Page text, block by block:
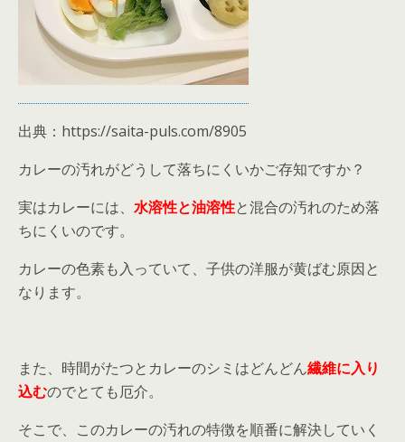
出典：https://saita-puls.com/8905
カレーの汚れがどうして落ちにくいかご存知ですか？
実はカレーには、 水溶性と油溶性と混合の汚れのため落
ちにくいのです。
カレーの色素も入っていて、子供の洋服が黄ばむ原因と
なります。
また、時間がたつとカレーのシミはどんどん繊維に入り
込むのでとても厄介。
そこで、このカレーの汚れの特徴を順番に解決していく